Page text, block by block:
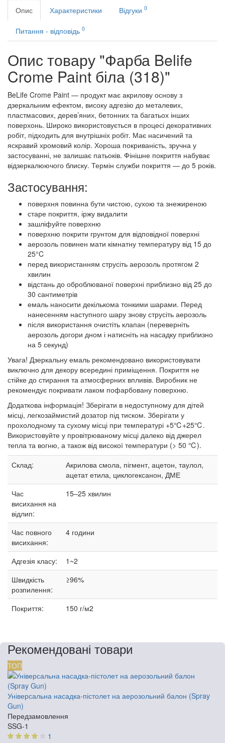
Опис
Характеристики Відгуки 0
Питання - відповідь 0
Опис товару "Фарба Belife
Crome Paint біла (318)"
BeLife Crome Paint — продукт має акрилову основу з
дзеркальним ефектом, високу адгезію до металевих,
пластмасових, дерев’яних, бетонних та багатьох інших
поверхонь. Широко використовується в процесі декоративних
робіт, підходить для внутрішніх робіт. Має насичений та
яскравий хромовий колір. Хороша покриваність, зручна у
застосуванні, не залишає патьоків. Фінішне покриття набуває
відзеркалюючого блиску. Термін служби покриття — до 5 років.
Застосування:
поверхня повинна бути чистою, сухою та знежиреною
старе покриття, іржу видалити
зашліфуйте поверхню
поверхню покрити грунтом для відповідної поверхні
аерозоль повинен мати кімнатну температуру від 15 до
25°C
перед використанням струсіть аерозоль протягом 2
хвилин
відстань до оброблюваної поверхні приблизно від 25 до
30 сантиметрів
емаль наносити декількома тонкими шарами. Перед
нанесенням наступного шару знову струсіть аерозоль
після використання очистіть клапан (переверніть
аерозоль догори дном і натисніть на насадку приблизно
на 5 секунд)
Увага! Дзеркальну емаль рекомендовано використовувати
виключно для декору всередині приміщення. Покриття не
стійке до стирання та атмосферних впливів. Виробник не
рекомендує покривати лаком пофарбовану поверхню.
Додаткова інформація! Зберігати в недоступному для дітей
місці, легкозаймистий дозатор під тиском. Зберігати у
прохолодному та сухому місці при температурі +5℃+25℃.
Використовуйте у провітрюваному місці далеко від джерел
тепла та вогню, а також від високої температури (> 50 ℃).
Склад:
Акрилова смола, пігмент, ацетон, таулол,
ацетат етила, циклогексанон, ДМЕ
Час
висихання на
відлип:
15–25 хвилин
Час повного
висихання:
4 години
Адгезія класу:
1~2
Швидкість
розпилення:
≥96%
Покриття: 150 г/м2
Рекомендовані товари
ТОП
Універсальна насадка-пістолет на аерозольний балон (Spray
Gun)
Передзамовлення
SSG-1
1